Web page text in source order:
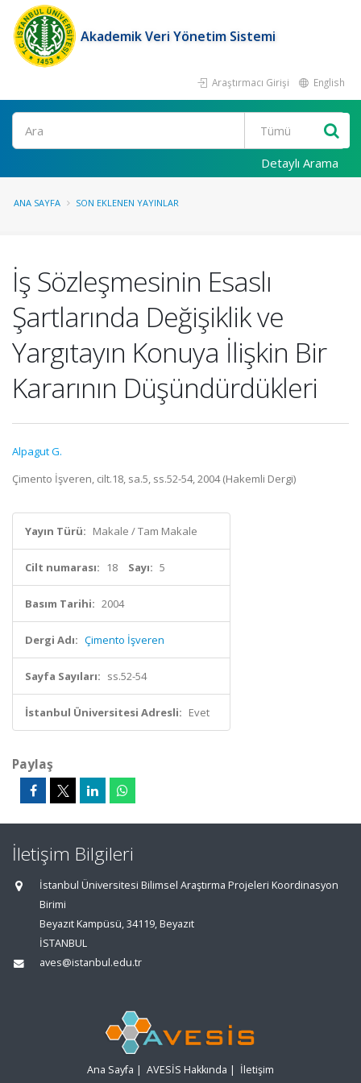
Akademik Veri Yönetim Sistemi
Araştırmacı Girişi English
Ara
Detaylı Arama
ANA SAYFA SON EKLENEN YAYINLAR
İş Sözleşmesinin Esaslı
Şartlarında Değişiklik ve
Yargıtayın Konuya İlişkin Bir
Kararının Düşündürdükleri
Alpagut G.
Çimento İşveren, cilt.18, sa.5, ss.52-54, 2004 (Hakemli Dergi)
Yayın Türü: Makale / Tam Makale
Cilt numarası: 18 Sayı: 5
Basım Tarihi: 2004
Dergi Adı: Çimento İşveren
Sayfa Sayıları: ss.52-54
İstanbul Üniversitesi Adresli: Evet
Paylaş
İletişim Bilgileri
İstanbul Üniversitesi Bilimsel Araştırma Projeleri Koordinasyon
Birimi
Beyazıt Kampüsü, 34119, Beyazıt
İSTANBUL
aves@istanbul.edu.tr
Ana Sayfa | AVESİS Hakkında | İletişim